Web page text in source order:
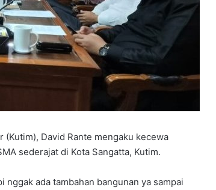
(Kutim), David Rante mengaku kecewa
sederajat di Kota Sangatta, Kutim.
nggak ada tambahan bangunan ya sampai